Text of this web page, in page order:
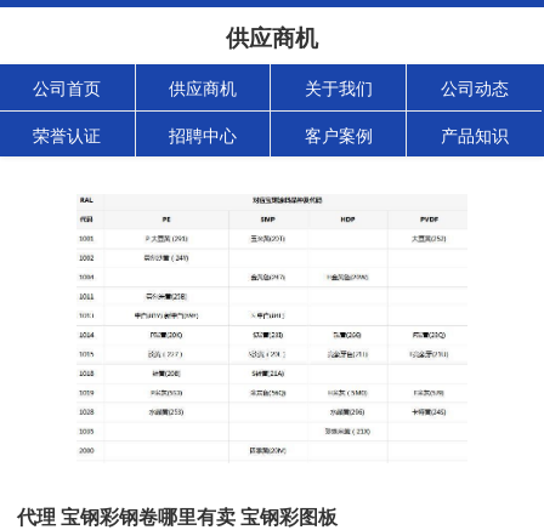
供应商机
公司首页 供应商机 关于我们 公司动态
荣誉认证 招聘中心 客户案例 产品知识
代理 宝钢彩钢卷哪里有卖 宝钢彩图板